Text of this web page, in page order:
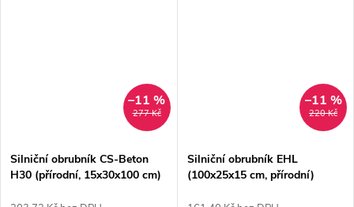
277 Kč
–11 %
Silniční obrubník CS-Beton
H30 (přírodní, 15x30x100 cm)
220 Kč
–11 %
Silniční obrubník EHL
(100x25x15 cm, přírodní)